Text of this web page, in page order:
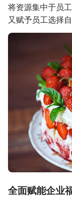
将资源集中于员
又赋予员工选择
全面赋能企业